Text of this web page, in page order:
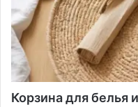
Корзина для белья